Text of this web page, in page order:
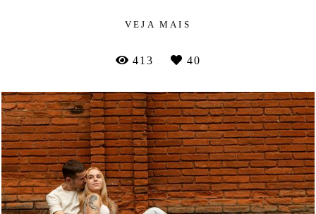
VEJA MAIS
413 40